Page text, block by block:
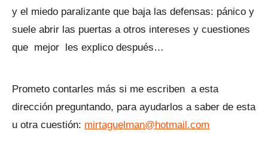
y el miedo paralizante que baja las defensas: pánico y
suele abrir las puertas a otros intereses y cuestiones
que mejor les explico después…
Prometo contarles más si me escriben a esta
dirección preguntando, para ayudarlos a saber de esta
u otra cuestión: mirtaguelman@hotmail.com